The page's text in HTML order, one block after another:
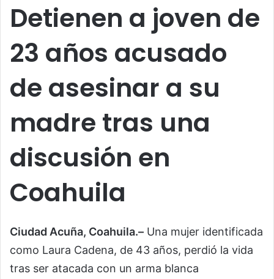
Detienen a joven de
23 años acusado
de asesinar a su
madre tras una
discusión en
Coahuila
Ciudad Acuña, Coahuila.– Una mujer identificada
como Laura Cadena, de 43 años, perdió la vida
tras ser atacada con un arma blanca